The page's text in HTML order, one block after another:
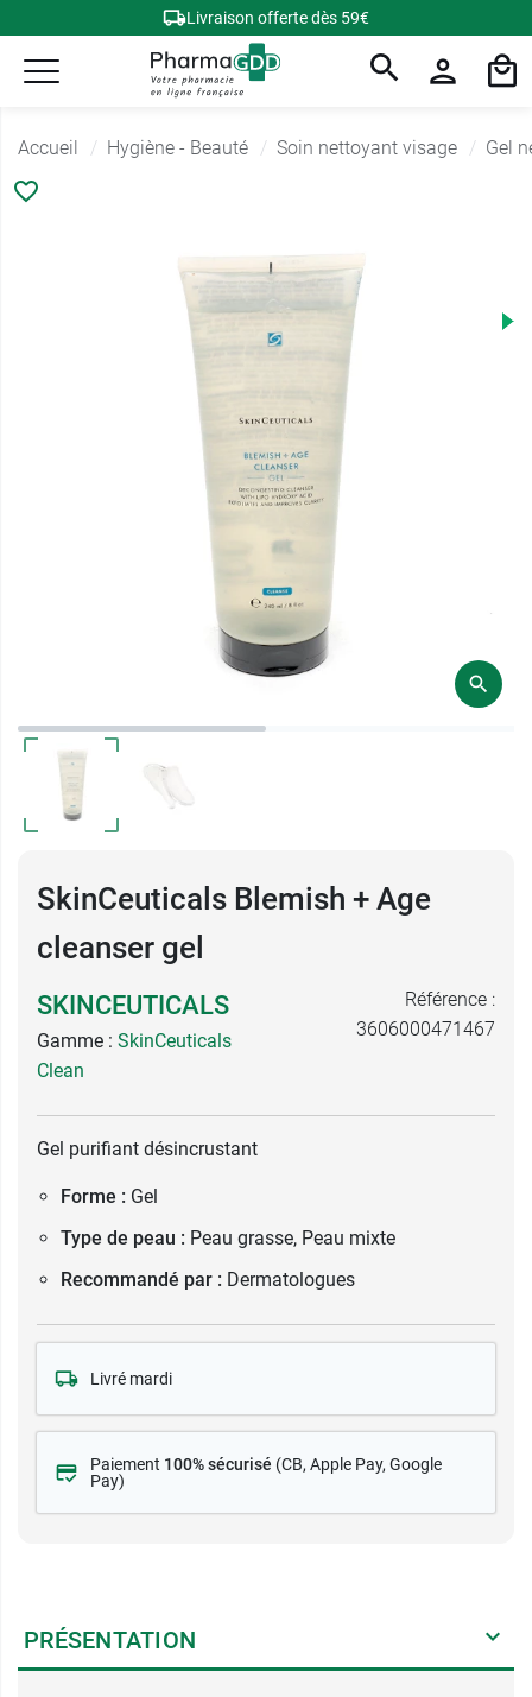
Livraison offerte dès 59€
Accueil Hygiène - Beauté Soin nettoyant visage Gel
SkinCeuticals Blemish + Age
cleanser gel
SKINCEUTICALS
Gamme : SkinCeuticals
Clean
Référence :
3606000471467
Gel purifiant désincrustant
Forme : Gel
Type de peau : Peau grasse, Peau mixte
Recommandé par : Dermatologues
Livré mardi
Paiement 100% sécurisé (CB, Apple Pay, Google
Pay)
PRÉSENTATION